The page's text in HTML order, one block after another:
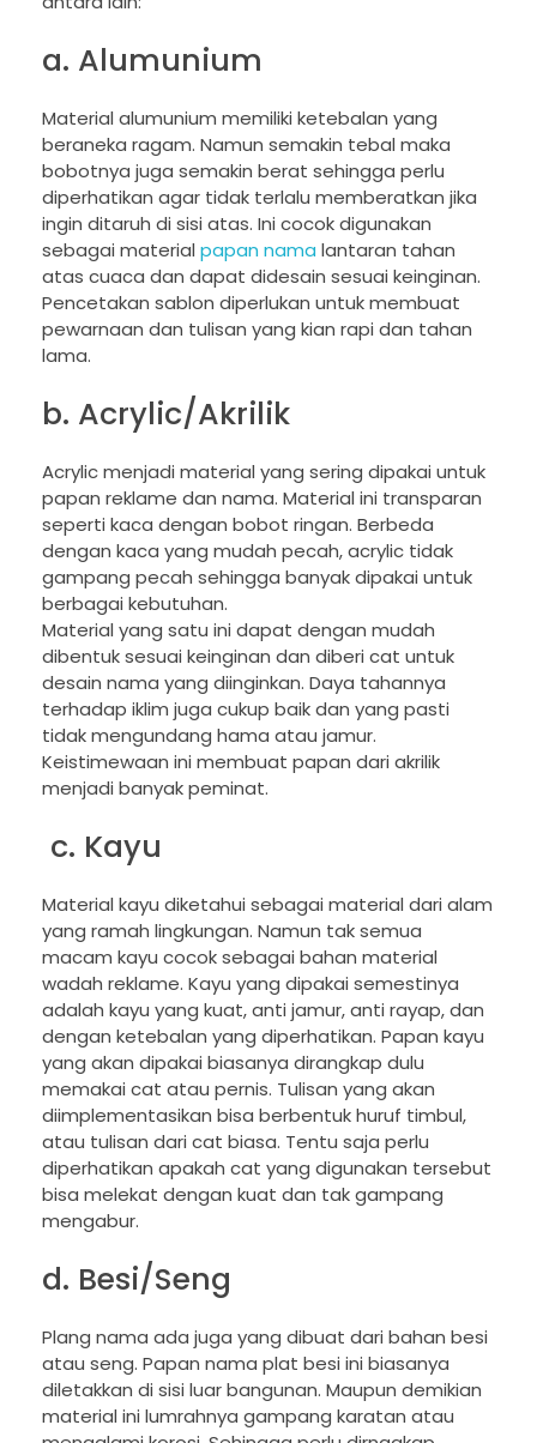
a. Alumunium
Material alumunium memiliki ketebalan yang
beraneka ragam. Namun semakin tebal maka
bobotnya juga semakin berat sehingga perlu
diperhatikan agar tidak terlalu memberatkan jika
ingin ditaruh di sisi atas. Ini cocok digunakan
sebagai material papan nama lantaran tahan
atas cuaca dan dapat didesain sesuai keinginan.
Pencetakan sablon diperlukan untuk membuat
pewarnaan dan tulisan yang kian rapi dan tahan
lama.
b. Acrylic/Akrilik
Acrylic menjadi material yang sering dipakai untuk
papan reklame dan nama. Material ini transparan
seperti kaca dengan bobot ringan. Berbeda
dengan kaca yang mudah pecah, acrylic tidak
gampang pecah sehingga banyak dipakai untuk
berbagai kebutuhan.
Material yang satu ini dapat dengan mudah
dibentuk sesuai keinginan dan diberi cat untuk
desain nama yang diinginkan. Daya tahannya
terhadap iklim juga cukup baik dan yang pasti
tidak mengundang hama atau jamur.
Keistimewaan ini membuat papan dari akrilik
menjadi banyak peminat.
c. Kayu
Material kayu diketahui sebagai material dari alam
yang ramah lingkungan. Namun tak semua
macam kayu cocok sebagai bahan material
wadah reklame. Kayu yang dipakai semestinya
adalah kayu yang kuat, anti jamur, anti rayap, dan
dengan ketebalan yang diperhatikan. Papan kayu
yang akan dipakai biasanya dirangkap dulu
memakai cat atau pernis. Tulisan yang akan
diimplementasikan bisa berbentuk huruf timbul,
atau tulisan dari cat biasa. Tentu saja perlu
diperhatikan apakah cat yang digunakan tersebut
bisa melekat dengan kuat dan tak gampang
mengabur.
d. Besi/Seng
Plang nama ada juga yang dibuat dari bahan besi
atau seng. Papan nama plat besi ini biasanya
diletakkan di sisi luar bangunan. Maupun demikian
material ini lumrahnya gampang karatan atau